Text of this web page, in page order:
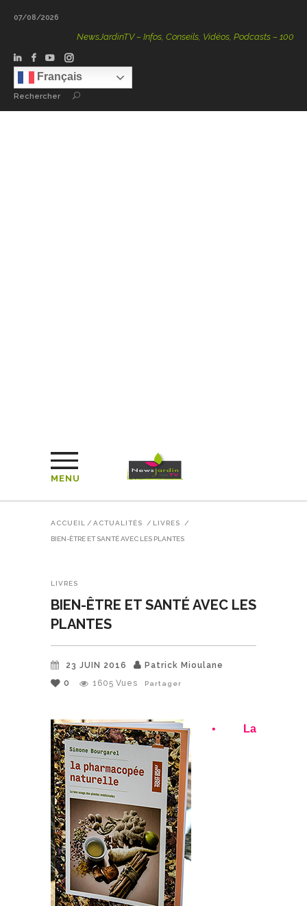
07/08/2026
NewsJardinTV – Infos, Conseils, Vidéos, Podcasts – 100 %
Français
Rechercher
MENU
ACCUEIL / ACTUALITÉS / LIVRES /
BIEN-ÊTRE ET SANTÉ AVEC LES PLANTES
LIVRES
BIEN-ÊTRE ET SANTÉ AVEC LES
PLANTES
23 JUIN 2016
Patrick Mioulane
0
1605 Vues Partager
• La